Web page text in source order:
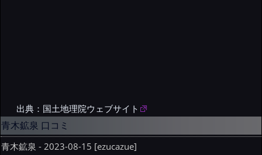
出典：国土地理院ウェブサイト
青木鉱泉 口コミ
青木鉱泉 - 2023-08-15 [ezucazue]